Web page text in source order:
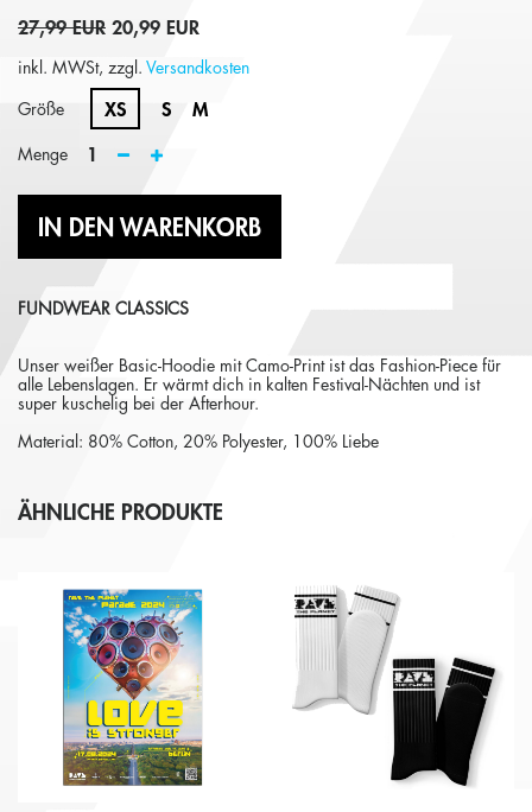
27,99 EUR 20,99 EUR
inkl. MWSt, zzgl. Versandkosten
Größe
XS S M
Menge 1
IN DEN WARENKORB
FUNDWEAR CLASSICS
Unser weißer Basic-Hoodie mit Camo-Print ist das Fashion-Piece für
alle Lebenslagen. Er wärmt dich in kalten Festival-Nächten und ist
super kuschelig bei der Afterhour.
Material: 80% Cotton, 20% Polyester, 100% Liebe
ÄHNLICHE PRODUKTE